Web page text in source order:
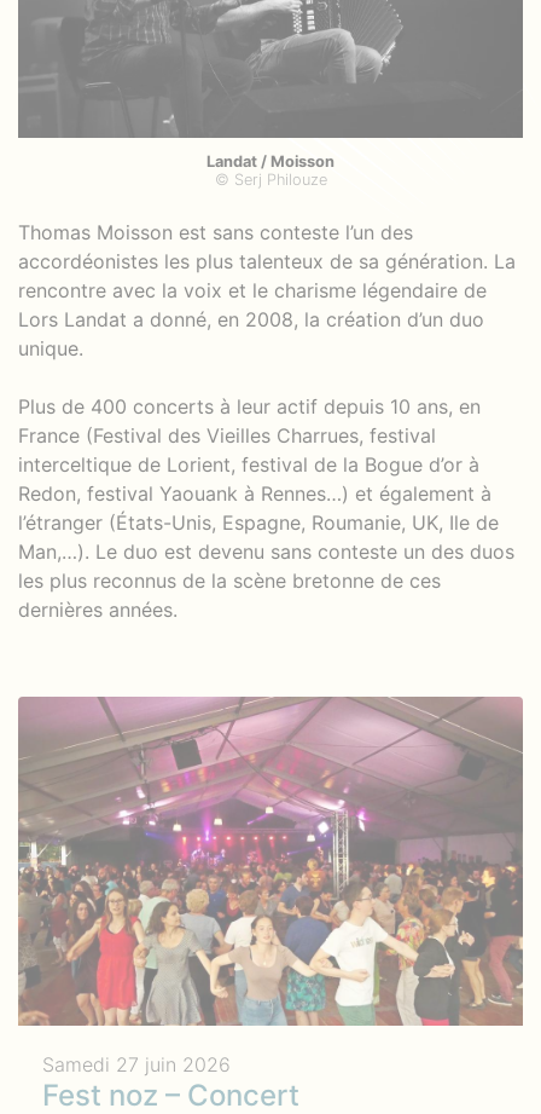
Landat / Moisson
© Serj Philouze
Thomas Moisson est sans conteste l’un des
accordéonistes les plus talenteux de sa génération. La
rencontre avec la voix et le charisme légendaire de
Lors Landat a donné, en 2008, la création d’un duo
unique.
Plus de 400 concerts à leur actif depuis 10 ans, en
France (Festival des Vieilles Charrues, festival
interceltique de Lorient, festival de la Bogue d’or à
Redon, festival Yaouank à Rennes…) et également à
l’étranger (États-Unis, Espagne, Roumanie, UK, Ile de
Man,…). Le duo est devenu sans conteste un des duos
les plus reconnus de la scène bretonne de ces
dernières années.
Samedi 27 juin 2026
Fest noz – Concert